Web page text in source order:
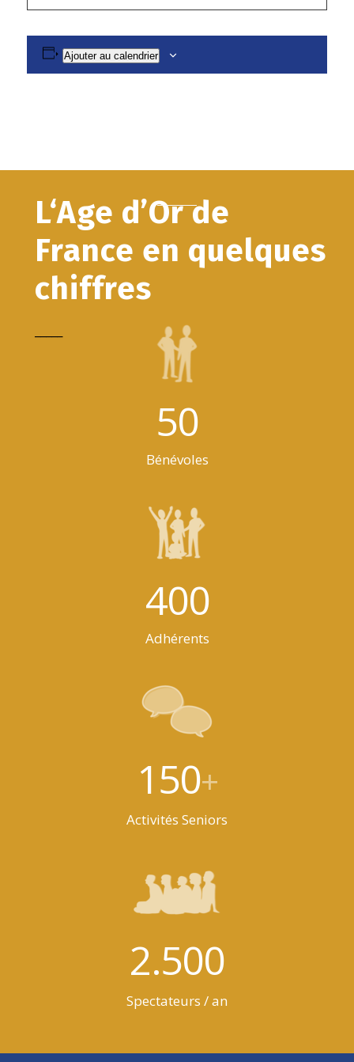
Ajouter au calendrier
L‘Age d’Or de
France en quelques
chiffres
50
Bénévoles
400
Adhérents
150+
Activités Seniors
2.500
Spectateurs / an